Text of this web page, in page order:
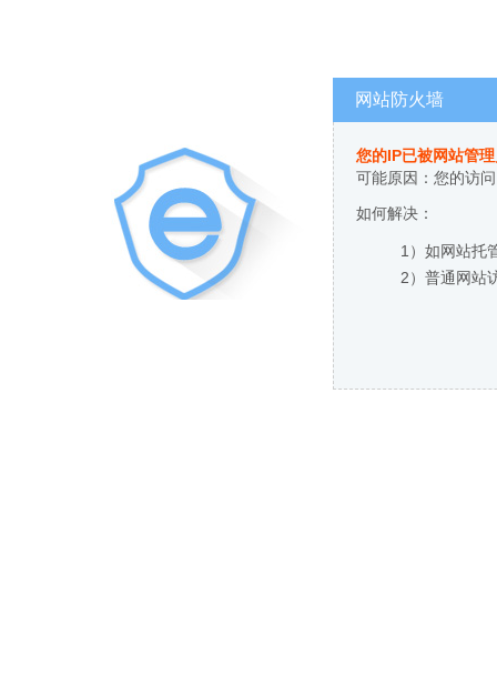
网站防火墙
您的IP已被网站管
可能原因：您的访
如何解决：
1）如网站托
2）普通网站